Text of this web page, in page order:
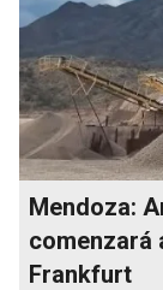
Mendoza:
comenzará
Frankfurt